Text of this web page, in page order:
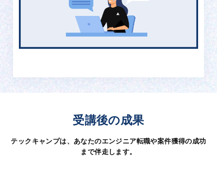
受講後の成果
テックキャンプは、あなたのエンジニア転職や案件獲得の成功
まで伴走します。